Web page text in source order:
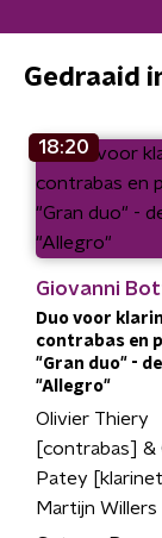
Gedraaid
18:20
Giovanni
Duo voor
contrabas en
"Gran duo" -
"Allegro"
Olivier Thiery
[contrabas] &
Patey
Martijn